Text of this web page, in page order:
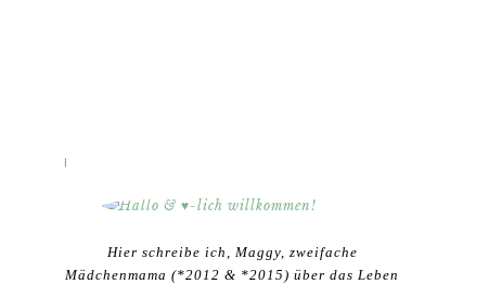
HALLO & ♥-LICH WILLKOMMEN!
Hier schreibe ich, Maggy, zweifache
Mädchenmama (*2012 & *2015) über das Leben